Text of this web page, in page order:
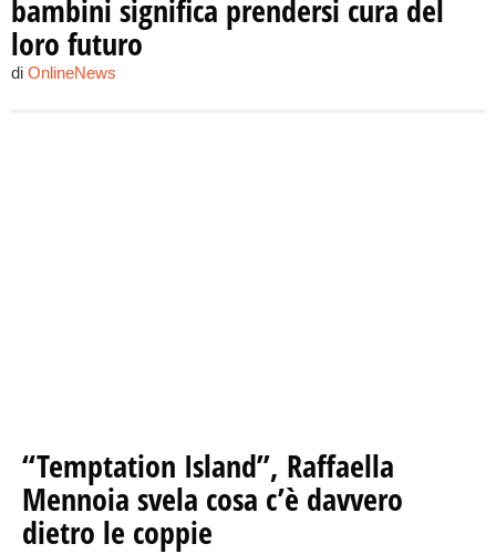
bambini significa prendersi cura del
loro futuro
di OnlineNews
“Temptation Island”, Raffaella
Mennoia svela cosa c’è davvero
dietro le coppie